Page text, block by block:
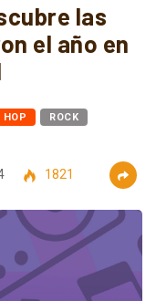
las
el año en
HOP ROCK
1821